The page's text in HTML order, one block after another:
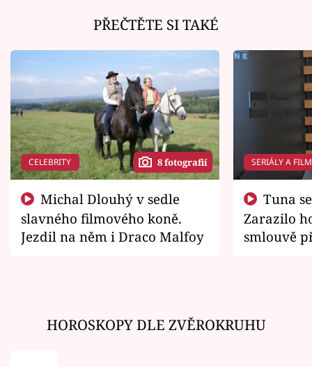
PŘEČTĚTE SI TAKÉ
CELEBRITY 8 fotografií
slavného filmového koně.
Jezdil na něm i Draco Malfoy
SERIÁLY A
Zarazilo
smlouvě
HOROSKOPY DLE ZVĚROKRUHU